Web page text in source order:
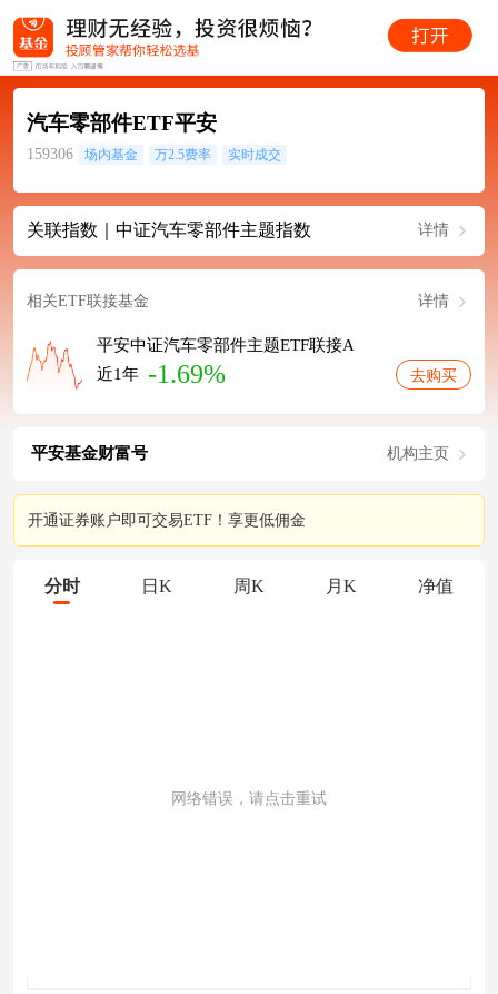
汽车零部件ETF平安
159306 场内基金 万2.5费率 实时成交
关联指数｜中证汽车零部件主题指数 详情
相关ETF联接基金 详情
平安中证汽车零部件主题ETF联接A
近1年 -1.69% 去购买
平安基金财富号 机构主页
开通证券账户即可交易ETF！享更低佣金
分时 日K 周K 月K 净值
网络错误，请点击重试